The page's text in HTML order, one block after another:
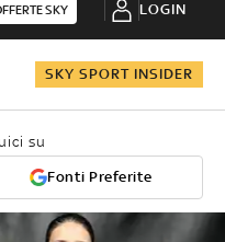
SKY LOGIN
SKY SPORT INSIDER
su
Fonti Preferite